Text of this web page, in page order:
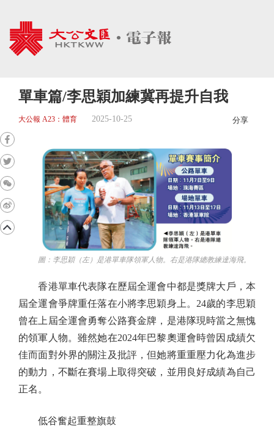
單車篇/李思穎加練冀再提升自我
大公報 A23：體育 2025-10-25 分享
圖：李思穎（左）是港單車隊領軍人物。右是港隊總教練達海飛。
香港單車代表隊在歷屆全運會中都是獎牌大戶，本
屆全運會爭牌重任落在小將李思穎身上。24歲的李思穎
曾在上屆全運會勇奪公路賽金牌，是港隊現時當之無愧
的領軍人物。雖然她在2024年巴黎奧運會時曾因成績欠
佳而面對外界的關注及批評，但她將重重壓力化為進步
的動力，不斷在賽場上取得突破，並用良好成績為自己
正名。
低谷奮起重整旗鼓